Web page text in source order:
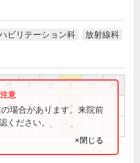
ビリテーション科 放射線科
祝
● ● ●
● ●
場合があります。来院前
ください。
×閉じる